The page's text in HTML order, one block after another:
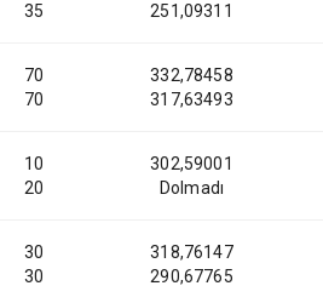
35
251,09311
70
70
332,78458
317,63493
10
20
302,59001
Dolmadı
30
30
318,76147
290,67765